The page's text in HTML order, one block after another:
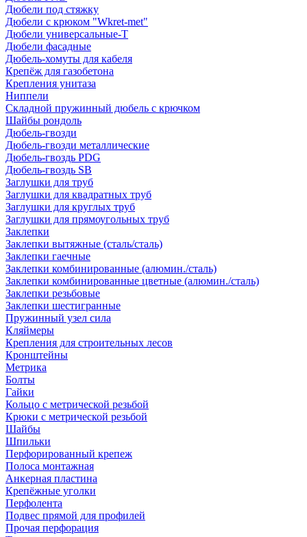
Дюбели под стяжку
Дюбели с крюком "Wkret-met"
Дюбели универсальные-Т
Дюбели фасадные
Дюбель-хомуты для кабеля
Крепёж для газобетона
Крепления унитаза
Ниппели
Складной пружинный дюбель с крючком
Шайбы рондоль
Дюбель-гвозди
Дюбель-гвозди металлические
Дюбель-гвоздь PDG
Дюбель-гвоздь SB
Заглушки для труб
Заглушки для квадратных труб
Заглушки для круглых труб
Заглушки для прямоугольных труб
Заклепки
Заклепки вытяжные (сталь/сталь)
Заклепки гаечные
Заклепки комбинированные (алюмин./сталь)
Заклепки комбинированные цветные (алюмин./сталь)
Заклепки резьбовые
Заклепки шестигранные
Пружинный узел сила
Кляймеры
Крепления для строительных лесов
Кронштейны
Метрика
Болты
Гайки
Кольцо с метрической резьбой
Крюки с метрической резьбой
Шайбы
Шпильки
Перфорированный крепеж
Полоса монтажная
Анкерная пластина
Крепёжные уголки
Перфолента
Подвес прямой для профилей
Прочая перфорация